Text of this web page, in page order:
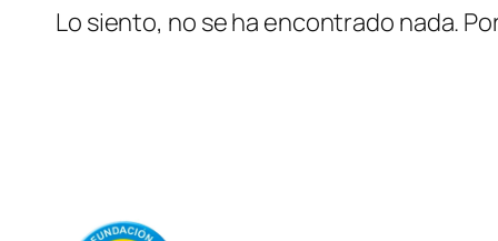
Lo siento, no se ha encontrado nada.